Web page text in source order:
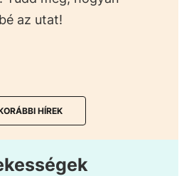
az utat!
HÍREK